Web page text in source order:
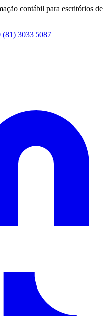
contábil para escritórios de
(81) 3033 5087